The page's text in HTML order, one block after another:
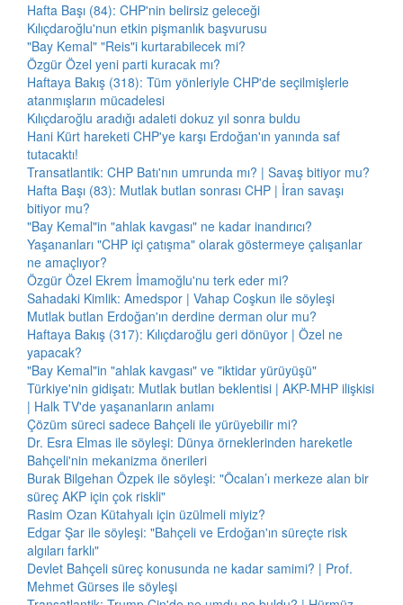
Hafta Başı (84): CHP'nin belirsiz geleceği
Kılıçdaroğlu'nun etkin pişmanlık başvurusu
"Bay Kemal" "Reis"i kurtarabilecek mi?
Özgür Özel yeni parti kuracak mı?
Haftaya Bakış (318): Tüm yönleriyle CHP'de seçilmişlerle
atanmışların mücadelesi
Kılıçdaroğlu aradığı adaleti dokuz yıl sonra buldu
Hani Kürt hareketi CHP'ye karşı Erdoğan'ın yanında saf
tutacaktı!
Transatlantik: CHP Batı'nın umrunda mı? | Savaş bitiyor mu?
Hafta Başı (83): Mutlak butlan sonrası CHP | İran savaşı
bitiyor mu?
"Bay Kemal"in "ahlak kavgası" ne kadar inandırıcı?
Yaşananları "CHP içi çatışma" olarak göstermeye çalışanlar
ne amaçlıyor?
Özgür Özel Ekrem İmamoğlu'nu terk eder mi?
Sahadaki Kimlik: Amedspor | Vahap Coşkun ile söyleşi
Mutlak butlan Erdoğan'ın derdine derman olur mu?
Haftaya Bakış (317): Kılıçdaroğlu geri dönüyor | Özel ne
yapacak?
"Bay Kemal"in "ahlak kavgası" ve "iktidar yürüyüşü"
Türkiye'nin gidişatı: Mutlak butlan beklentisi | AKP-MHP ilişkisi
| Halk TV'de yaşananların anlamı
Çözüm süreci sadece Bahçeli ile yürüyebilir mi?
Dr. Esra Elmas ile söyleşi: Dünya örneklerinden hareketle
Bahçeli'nin mekanizma önerileri
Burak Bilgehan Özpek ile söyleşi: "Öcalan’ı merkeze alan bir
süreç AKP için çok riskli"
Rasim Ozan Kütahyalı için üzülmeli miyiz?
Edgar Şar ile söyleşi: "Bahçeli ve Erdoğan'ın süreçte risk
algıları farklı"
Devlet Bahçeli süreç konusunda ne kadar samimi? | Prof.
Mehmet Gürses ile söyleşi